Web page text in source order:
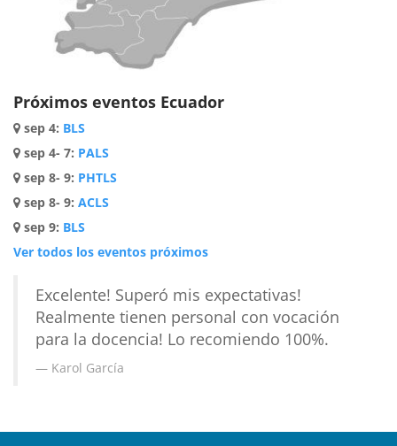
Próximos eventos Ecuador
sep 4: BLS
sep 4- 7: PALS
sep 8- 9: PHTLS
sep 8- 9: ACLS
sep 9: BLS
Ver todos los eventos próximos
Excelente! Superó mis expectativas!
Realmente tienen personal con vocación
para la docencia! Lo recomiendo 100%.
Karol García